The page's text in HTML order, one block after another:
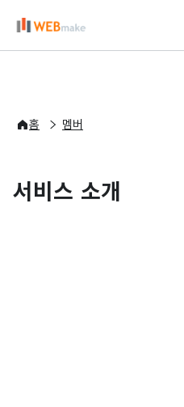
홈 멤버
서비스 소개